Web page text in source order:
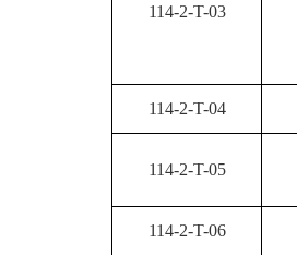
114-2-T-03
114-2-T-04
114-2-T-05
114-2-T-06